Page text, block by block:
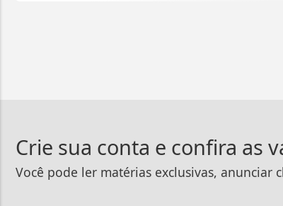
Crie sua conta e confira as
Você pode ler matérias exclusivas, anunciar